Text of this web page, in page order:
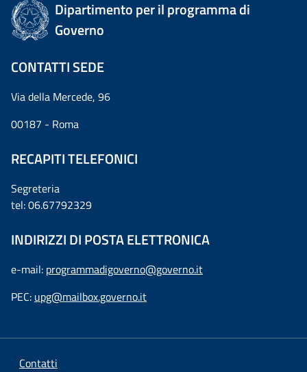
Dipartimento per il programma di
Governo
CONTATTI SEDE
Via della Mercede, 96
00187 - Roma
RECAPITI TELEFONICI
Segreteria
tel: 06.67792329
INDIRIZZI DI POSTA ELETTRONICA
e-mail: programmadigoverno@governo.it
PEC: upg@mailbox.governo.it
Contatti